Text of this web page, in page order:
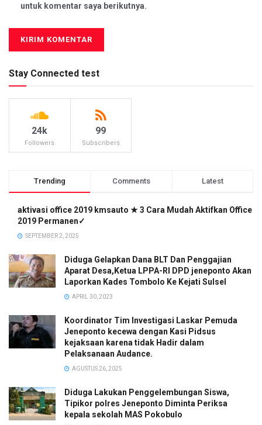
untuk komentar saya berikutnya.
Stay Connected test
24k
Followers
99
Subscribers
Trending Comments Latest
aktivasi office 2019 kmsauto ★ 3 Cara Mudah Aktifkan Office
2019 Permanen✓
SEPTEMBER 2, 2025
Diduga Gelapkan Dana BLT Dan Penggajian
Aparat Desa,Ketua LPPA-RI DPD jeneponto Akan
Laporkan Kades Tombolo Ke Kejati Sulsel
APRIL 30, 2023
Koordinator Tim Investigasi Laskar Pemuda
Jeneponto kecewa dengan Kasi Pidsus
kejaksaan karena tidak Hadir dalam
Pelaksanaan Audance.
AGUSTUS 26, 2025
Diduga Lakukan Penggelembungan Siswa,
Tipikor polres Jeneponto Diminta Periksa
kepala sekolah MAS Pokobulo